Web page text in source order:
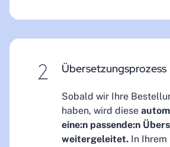
Übersetzungsprozess
Sobald wir Ihre
haben, wird diese
eine:n passende:n
weitergeleitet. In